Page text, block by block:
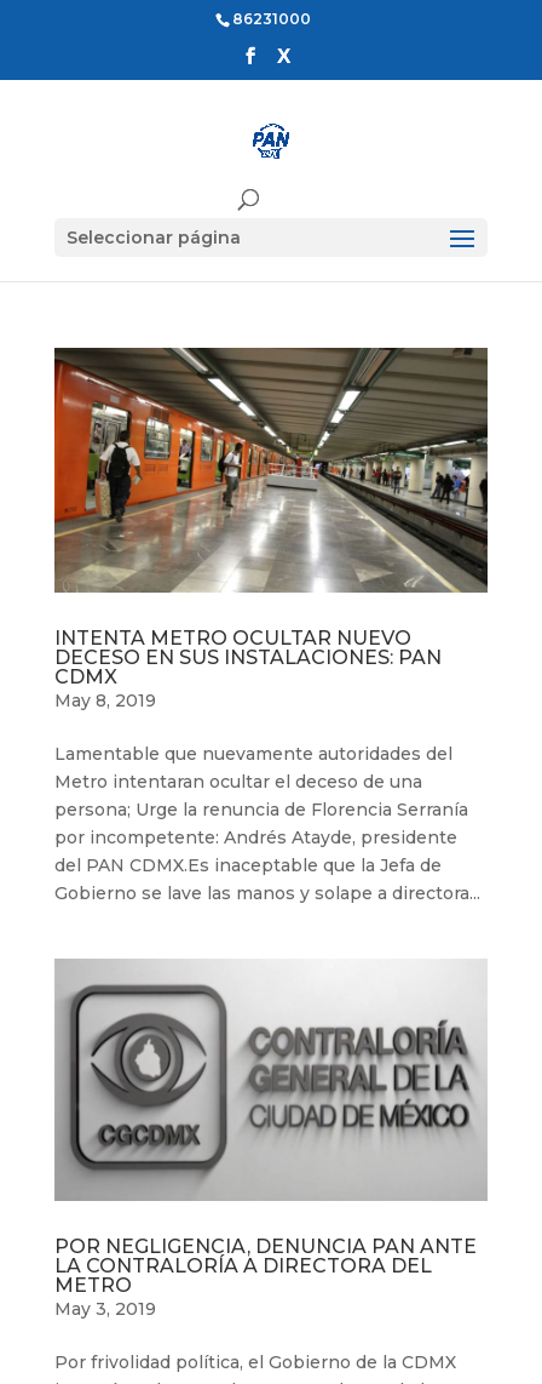
86231000
Seleccionar página
INTENTA METRO OCULTAR NUEVO
DECESO EN SUS INSTALACIONES: PAN
CDMX
May 8, 2019
Lamentable que nuevamente autoridades del
Metro intentaran ocultar el deceso de una
persona; Urge la renuncia de Florencia Serranía
por incompetente: Andrés Atayde, presidente
del PAN CDMX.Es inaceptable que la Jefa de
Gobierno se lave las manos y solape a directora...
POR NEGLIGENCIA, DENUNCIA PAN ANTE
LA CONTRALORÍA A DIRECTORA DEL
METRO
May 3, 2019
Por frivolidad política, el Gobierno de la CDMX